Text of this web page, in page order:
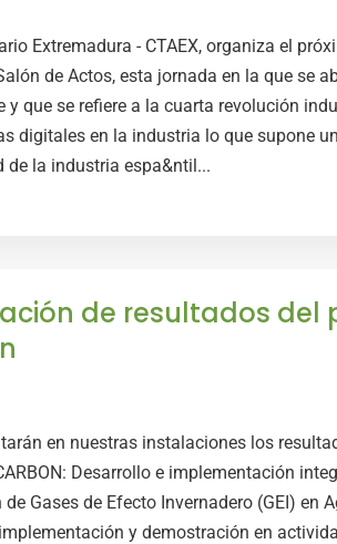
Extremadura - CTAEX, organiza el
de Actos, esta jornada en la que se
y que se refiere a la cuarta revolución
digitales en la industria lo que supone
la industria espa&ntil...
de resultados del
en nuestras instalaciones los
Desarrollo e implementación
Gases de Efecto Invernadero (GEI) en
y demostración en